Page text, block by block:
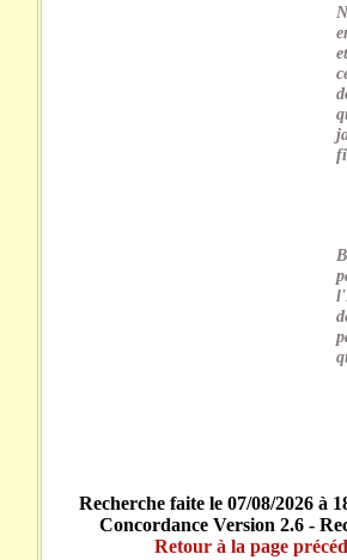
Recherche faite le 07/08/2026 à
Concordance Version 2.6 -
Retour à la page